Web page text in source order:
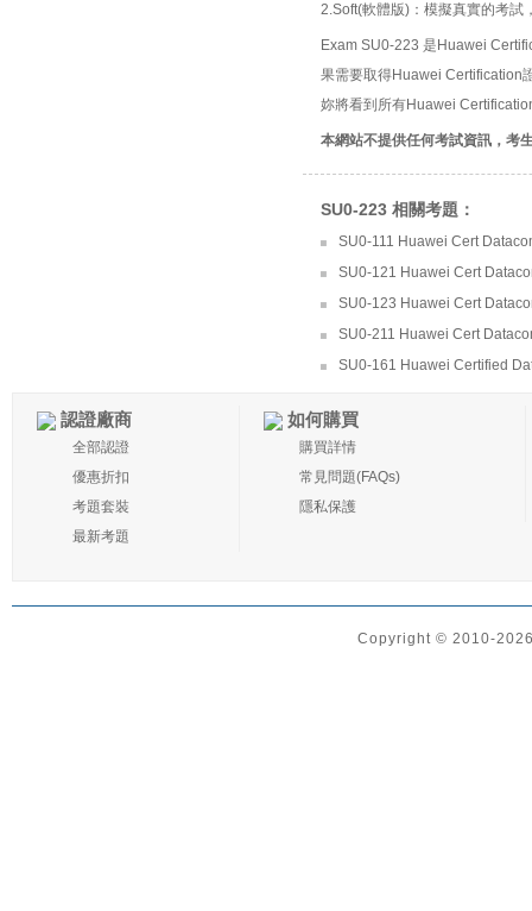
2.Soft(軟體版)：模擬真實的考試
Exam SU0-223 是Huawei
果需要取得Huawei Certification
妳將看到所有Huawei
本網站不提供任何考試資訊，考
SU0-223 相關考題：
SU0-111 Huawei Cert
SU0-121 Huawei Cert
SU0-123 Huawei Cert
SU0-211 Huawei Cert
SU0-161 Huawei Certified
認證廠商
全部認證
優惠折扣
考題套裝
最新考題
如何購買
購買詳情
常見問題(FAQs)
隱私保護
Copyright © 2010-